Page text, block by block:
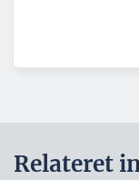
Relateret